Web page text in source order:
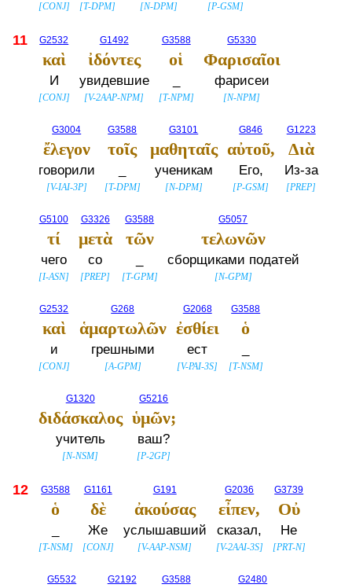
[CONJ] [T-DPM] [N-DPM] [P-GSM]
11 G2532
καὶ
И
[CONJ]
G1492
ἰδόντες
увидевшие
[V-2AAP-NPM]
G3588
οἱ
[T-NPM]
G5330
Φαρισαῖοι
фарисеи
[N-NPM]
G3004
ἔλεγον
говорили
[V-IAI-3P]
G3588
τοῖς
[T-DPM]
G3101
μαθηταῖς
ученикам
[N-DPM]
G846
αὐτοῦ,
Его,
[P-GSM]
G1223
Διὰ
Из-за
[PREP]
G5100
τί
чего
[I-ASN]
G3326
μετὰ
со
[PREP]
G3588
τῶν
[T-GPM]
G5057
τελωνῶν
сборщиками податей
[N-GPM]
G2532
καὶ
и
[CONJ]
G268
ἁμαρτωλῶν
грешными
[A-GPM]
G2068
ἐσθίει
ест
[V-PAI-3S]
G3588
ὁ
[T-NSM]
G1320
διδάσκαλος
учитель
[N-NSM]
G5216
ὑμῶν;
ваш?
[P-2GP]
12 G3588
ὁ
[T-NSM]
G1161
δὲ
Же
[CONJ]
G191
ἀκούσας
услышавший
[V-AAP-NSM]
G2036
εἶπεν,
сказал,
[V-2AAI-3S]
G3739
Οὐ
Не
[PRT-N]
G5532 G2192 G3588 G2480